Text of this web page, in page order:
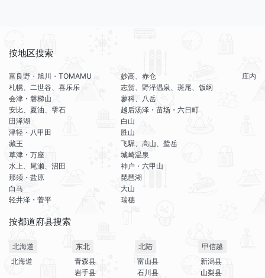
按地区搜索
富良野・旭川・TOMAMU
札幌、二世谷、喜乐乐
会津・磐梯山
安比、夏油、雫石
田泽湖
津轻・八甲田
藏王
草津・万座
水上、尾濑、沼田
那须・盐原
白马
轻井泽・菅平
妙高、赤仓
志贺、野泽温泉、斑尾、饭纲
蓼科、八岳
越后汤泽・苗场・六日町
白山
胜山
飞驒、高山、鹫岳
城崎温泉
神户・六甲山
琵琶湖
大山
瑞穗
庄内
按都道府县搜索
北海道
北海道
东北
青森县
岩手县
北陆
富山县
石川县
甲信越
新潟县
山梨县